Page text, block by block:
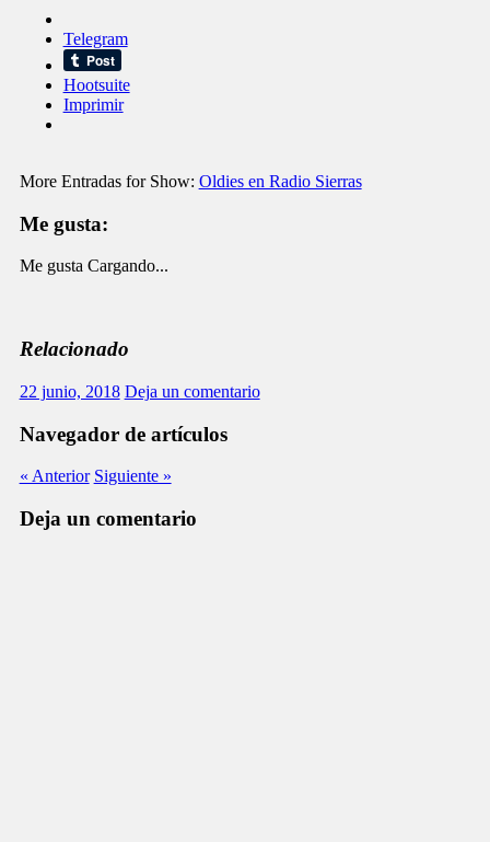
Telegram
Hootsuite
Imprimir
More Entradas for Show: Oldies en Radio Sierras
Me gusta:
Me gusta Cargando...
Relacionado
22 junio, 2018 Deja un comentario
Navegador de artículos
« Anterior Siguiente »
Deja un comentario